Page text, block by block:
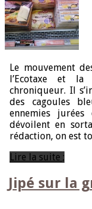
Le mouvement
l’Ecotaxe et
chroniqueur. Il
des cagoules
ennemies
dévoilent en
rédaction, on est
Lire la suite ;
Jipé sur la